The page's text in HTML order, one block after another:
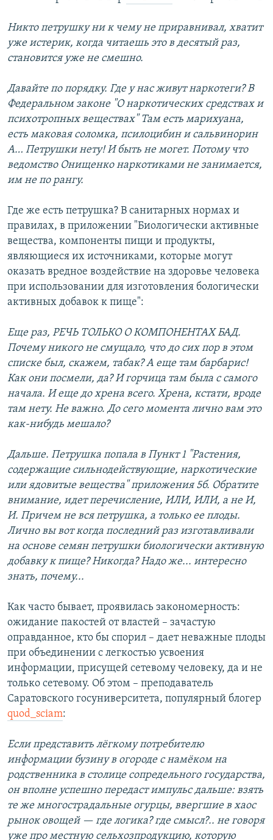
Никто петрушку ни к чему не приравнивал, хватит
уже истерик, когда читаешь это в десятый раз,
становится уже не смешно.
Давайте по порядку. Где у нас живут наркотеги? В
Федеральном законе "О наркотических средствах и
психотропных веществах" Там есть марихуана,
есть маковая соломка, псилоцибин и сальвинорин
А… Петрушки нету! И быть не могет. Потому что
ведомство Онищенко наркотиками не занимается,
им не по рангу.
Где же есть петрушка? В санитарных нормах и
правилах, в приложении "Биологически активные
вещества, компоненты пищи и продукты,
являющиеся их источниками, которые могут
оказать вредное воздействие на здоровье человека
при использовании для изготовления бологически
активных добавок к пище":
Еще раз, РЕЧЬ ТОЛЬКО О КОМПОНЕНТАХ БАД.
Почему никого не смущало, что до сих пор в этом
списке был, скажем, табак? А еще там барбарис!
Как они посмели, да? И горчица там была с самого
начала. И еще до хрена всего. Хрена, кстати, вроде
там нету. Не важно. До сего момента лично вам это
как-нибудь мешало?
Дальше. Петрушка попала в Пункт 1 "Растения,
содержащие сильнодействующие, наркотические
или ядовитые вещества" приложения 5б. Обратите
внимание, идет перечисление, ИЛИ, ИЛИ, а не И,
И. Причем не вся петрушка, а только ее плоды.
Лично вы вот когда последний раз изготавливали
на основе семян петрушки биологически активную
добавку к пище? Никогда? Надо же... интересно
знать, почему...
Как часто бывает, проявилась закономерность:
ожидание пакостей от властей – зачастую
оправданное, кто бы спорил – дает неважные плоды
при объединении с легкостью усвоения
информации, присущей сетевому человеку, да и не
только сетевому. Об этом – преподаватель
Саратовского госуниверситета, популярный блогер
quod_sciam:
Если представить лёгкому потребителю
информации бузину в огороде с намёком на
родственника в столице сопредельного государства,
он вполне успешно передаст импульс дальше: взять
те же многострадальные огурцы, ввергшие в хаос
рынок овощей — где логика? где смысл?.. не говоря
уже про местную сельхозпродукцию, которую